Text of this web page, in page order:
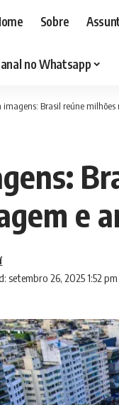
Sobre
no Whatsapp
imagens: Brasil reúne
e
setembro 26, 2025 1:52 pm